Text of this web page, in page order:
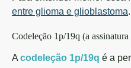
entre glioma e glioblastoma.
Codeleção 1p/19q (a
A codeleção 1p/19q é a